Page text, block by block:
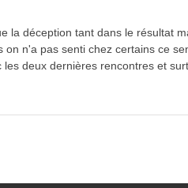
la déception tant dans le résultat
n'a pas senti chez certains ce
deux dernières rencontres et